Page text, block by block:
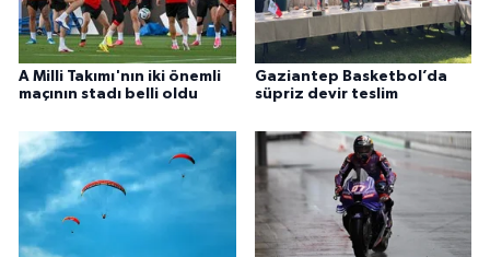
A Milli Takımı'nın iki önemli
maçının stadı belli oldu
Gaziantep Basketbol’da
süpriz devir teslim